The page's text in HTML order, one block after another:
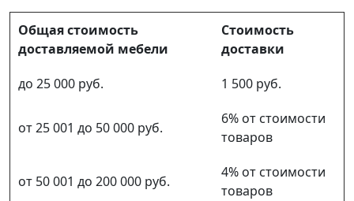
Общая стоимость
доставляемой мебели
Стоимость
доставки
до 25 000 руб.
1 500 руб.
от 25 001 до 50 000 руб.
6% от стоимости
товаров
от 50 001 до 200 000 руб.
4% от стоимости
товаров